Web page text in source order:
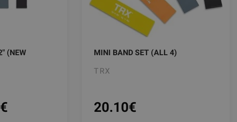
(NEW
€
MINI BAND SET (ALL 4)
TRX
20.10€